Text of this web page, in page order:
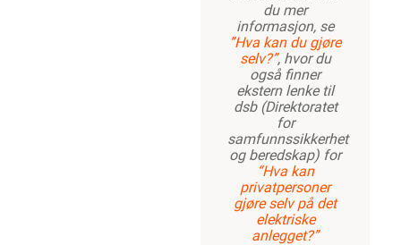
du mer
informasjon, se
”Hva kan du gjøre
selv?”, hvor du
også finner
ekstern lenke til
dsb (Direktoratet
for
samfunnssikkerhet
og beredskap) for
“Hva kan
privatpersoner
gjøre selv på det
elektriske
anlegget?”